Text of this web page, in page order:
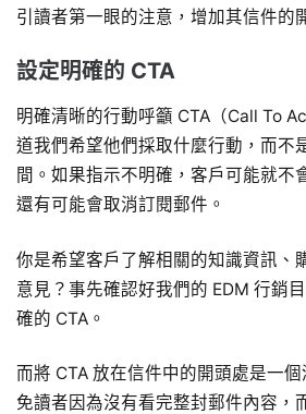
引讀者第一眼的注意，增加其信件的
設定明確的 CTA
明確清晰的行動呼籲 CTA（Call To
道我們希望他們採取什麼行動，而不
間。如果指示不明確，客戶可能就不
還有可能會取消訂閱郵件。
你是希望客戶了解相關的知識資訊、
意見？事先確認好我們的 EDM 行銷
確的 CTA。
而將 CTA 放在信件中的開頭處是一
免讀者因為沒有看完整封郵件內容，